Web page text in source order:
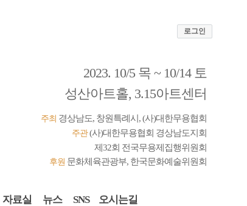
로그인
2023. 10/5 목 ~ 10/14 토
성산아트홀, 3.15아트센터
주최 경상남도, 창원특례시, (사)대한무용협회
주관(사)대한무용협회 경상남도지회
제32회 전국무용제집행위원회
후원 문화체육관광부, 한국문화예술위원회
자료실 뉴스 SNS 오시는길